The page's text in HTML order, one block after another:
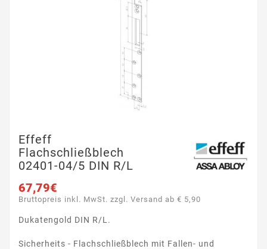
Effeff
Flachschließblech
02401-04/5 DIN R/L
67,79€
Bruttopreis inkl. MwSt. zzgl. Versand ab € 5,90
Dukatengold DIN R/L.
Sicherheits - Flachschließblech mit Fallen- und